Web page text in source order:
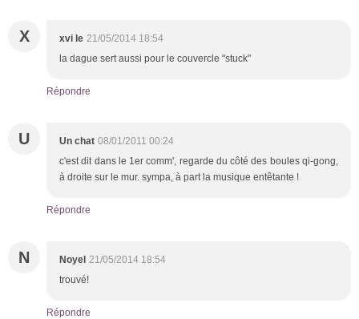
X xvi le 21/05/2014 18:54
la dague sert aussi pour le couvercle "stuck"
Répondre
U Un chat 08/01/2011 00:24
c'est dit dans le 1er comm', regarde du côté des boules qi-gong,
à droite sur le mur. sympa, à part la musique entêtante !
Répondre
N Noyel 21/05/2014 18:54
trouvé!
Répondre